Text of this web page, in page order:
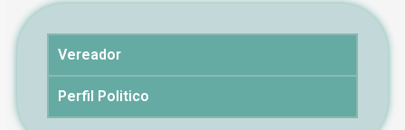
Vereador
Perfil Politico